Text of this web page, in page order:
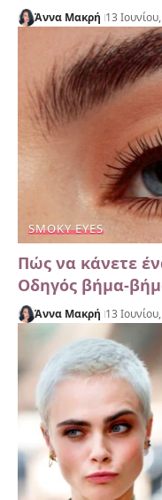
Άννα Μακρή 13
SMOKY EYES
Πώς να κάνετε
Οδηγός βήμα-
Άννα Μακρή 13